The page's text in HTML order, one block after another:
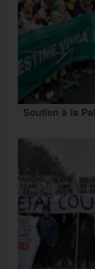
Soutien à la